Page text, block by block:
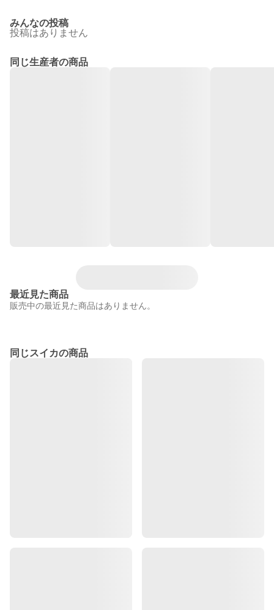
みんなの投稿
投稿はありません
同じ生産者の商品
最近見た商品
販売中の最近見た商品はありません。
同じスイカの商品